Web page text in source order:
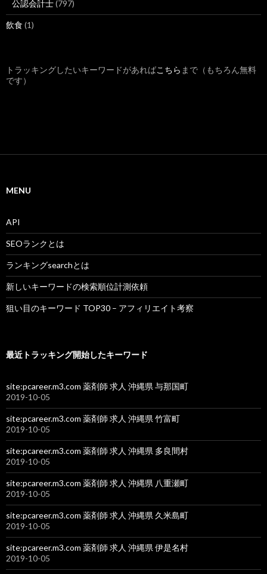
公認会計士(797)
飲食 (1)
トラッキングしたいキーワードがあればこちら まで（もちろん無料
です）
MENU
API
SEOランクとは
ランキングsearchとは
新しいキーワードの検索順位計測依頼
狙い目のキーワード TOP30 – アフィリエイト考察
最近トラッキング開始したキーワード
site:pcareer.m3.com 薬剤師 求人 沖縄県 与那国町
2019-10-05
site:pcareer.m3.com 薬剤師 求人 沖縄県 竹富町
2019-10-05
site:pcareer.m3.com 薬剤師 求人 沖縄県 多良間村
2019-10-05
site:pcareer.m3.com 薬剤師 求人 沖縄県 八重瀬町
2019-10-05
site:pcareer.m3.com 薬剤師 求人 沖縄県 久米島町
2019-10-05
site:pcareer.m3.com 薬剤師 求人 沖縄県 伊是名村
2019-10-05